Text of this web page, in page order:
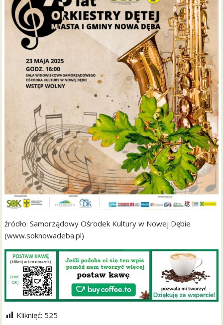
źródło: Samorządowy Ośrodek Kultury w Nowej Dębie
(www.soknowadeba.pl)
Kliknięć: 525